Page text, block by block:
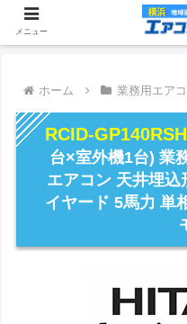
ホーム 業務用エア
RCID-
台×室外機1台) 業
エアコン 天井埋込
イヤード 5馬力 単
メニュー